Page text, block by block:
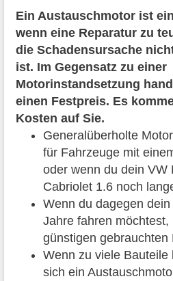
Ein Austauschmotor ist
wenn eine Reparatur zu
die Schadensursache
ist. Im Gegensatz zu einer
Motorinstandsetzung
einen Festpreis. Es
Kosten auf Sie.
Generalüberholte
für Fahrzeuge mit
oder wenn du dein VW
Cabriolet 1.6 noch
Wenn du dagegen
Jahre fahren
günstigen gebrauchten
Wenn zu viele
sich ein